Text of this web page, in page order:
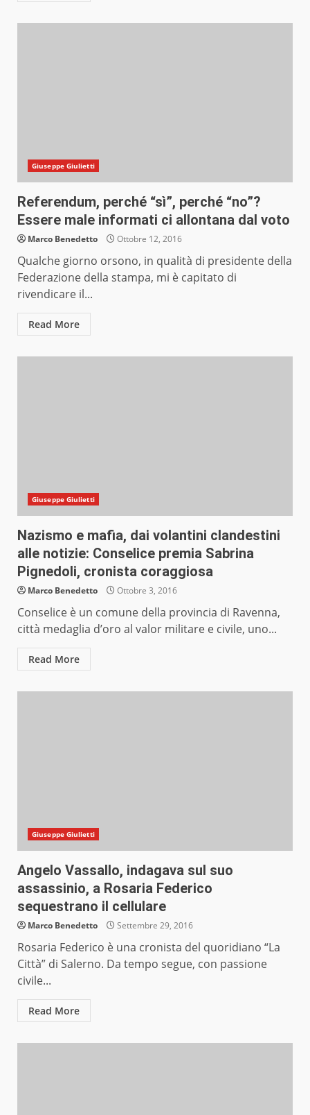
Giuseppe Giulietti
Referendum, perché “sì”, perché “no”?
Essere male informati ci allontana dal voto
Marco Benedetto Ottobre 12, 2016
Qualche giorno orsono, in qualità di presidente della
Federazione della stampa, mi è capitato di
rivendicare il...
Read More
Giuseppe Giulietti
Nazismo e mafia, dai volantini clandestini
alle notizie: Conselice premia Sabrina
Pignedoli, cronista coraggiosa
Marco Benedetto Ottobre 3, 2016
Conselice è un comune della provincia di Ravenna,
città medaglia d’oro al valor militare e civile, uno...
Read More
Giuseppe Giulietti
Angelo Vassallo, indagava sul suo
assassinio, a Rosaria Federico
sequestrano il cellulare
Marco Benedetto Settembre 29, 2016
Rosaria Federico è una cronista del quoridiano “La
Città” di Salerno. Da tempo segue, con passione
civile...
Read More